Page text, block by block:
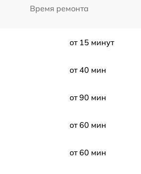
Время ремонта
от 15 минут
от 40 мин
от 90 мин
от 60 мин
от 60 мин